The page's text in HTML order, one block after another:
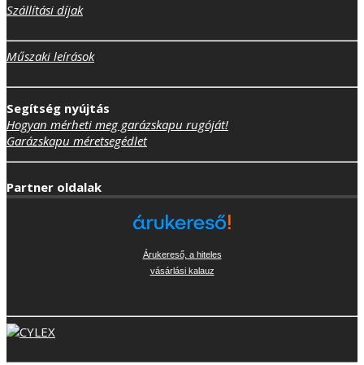
Szállítási díjak
Műszaki leírások
Segítség nyújtás
Hogyan mérheti meg garázskapu rugóját!
Garázskapu méretsegédlet
Partner oldalak
Árukereső, a hiteles
vásárlási kalauz